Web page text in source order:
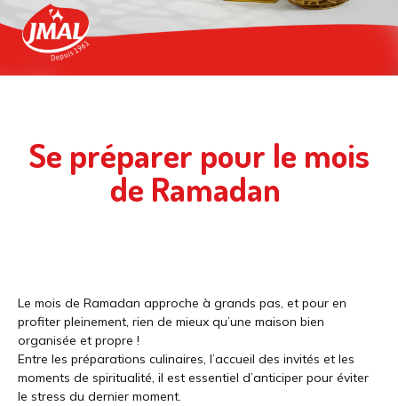
Se préparer pour le mois
de Ramadan
Le mois de Ramadan approche à grands pas, et pour en
profiter pleinement, rien de mieux qu’une maison bien
organisée et propre !
Entre les préparations culinaires, l’accueil des invités et les
moments de spiritualité, il est essentiel d’anticiper pour éviter
le stress du dernier moment.